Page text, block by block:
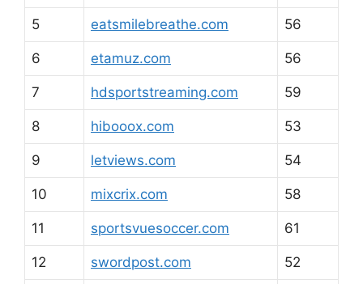
5 eatsmilebreathe.com 56
6 etamuz.com 56
7 hdsportstreaming.com 59
8 hibooox.com 53
9 letviews.com 54
10 mixcrix.com 58
11 sportsvuesoccer.com 61
12 swordpost.com 52